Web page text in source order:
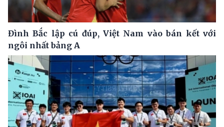
Đình Bắc lập cú đúp, Việt Nam vào bán kết với
ngôi nhất bảng A